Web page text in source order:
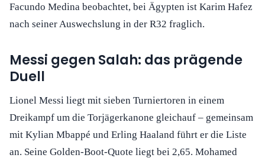
Facundo Medina beobachtet, bei Ägypten ist Karim Hafez
nach seiner Auswechslung in der R32 fraglich.
Messi gegen Salah: das prägende
Duell
Lionel Messi liegt mit sieben Turniertoren in einem
Dreikampf um die Torjägerkanone gleichauf – gemeinsam
mit Kylian Mbappé und Erling Haaland führt er die Liste
an. Seine Golden-Boot-Quote liegt bei 2,65. Mohamed